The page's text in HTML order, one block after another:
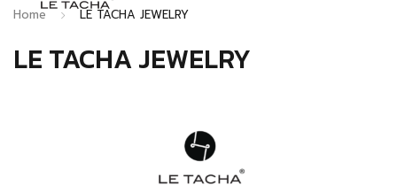
LE TACHA JEWELRY
Home LE TACHA JEWELRY